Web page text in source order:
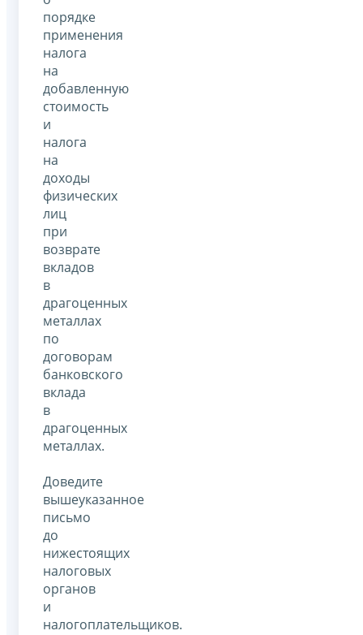
порядке
применения
налога
на
добавленную
стоимость
и
налога
на
доходы
физических
лиц
при
возврате
вкладов
в
драгоценных
металлах
по
договорам
банковского
вклада
в
драгоценных
металлах.
Доведите
вышеуказанное
письмо
до
нижестоящих
налоговых
органов
и
налогоплательщиков.